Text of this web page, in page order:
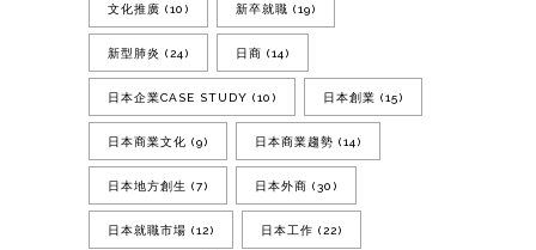
文化推廣 (10) 新卒就職 (19)
新型肺炎 (24) 日商 (14)
日本企業CASE STUDY (10) 日本創業 (15)
日本商業文化 (9) 日本商業趨勢 (14)
日本地方創生 (7) 日本外商 (30)
日本就職市場 (12) 日本工作 (22)